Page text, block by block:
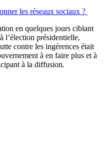
les réseaux sociaux ?
en quelques jours ciblant
l’élection présidentielle,
contre les ingérences était
à en faire plus et à
à la diffusion.